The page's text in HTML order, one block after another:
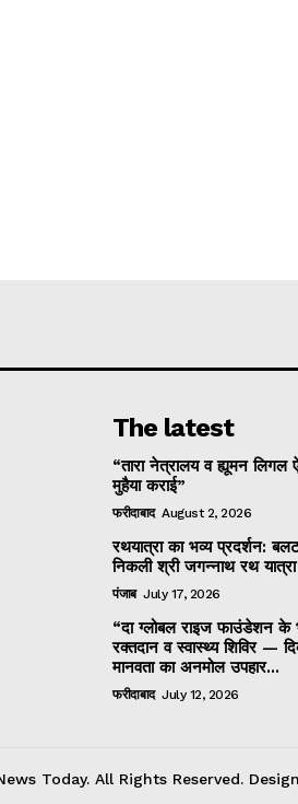
The latest
“तारा नेत्रालय व ह्यूमन
मुहैया कराई”
फरीदाबाद August 2, 2026
रथयात्रा का भव्य प्रदर्शन:
निकली श्री जगन्नाथ रथ यात्रा
पंजाब July 17, 2026
“दा ग्लोबल राइज फाउंडेशन के
रक्तदान व स्वास्थ्य शिविर —
मानवता का अनमोल उपहार...
फरीदाबाद July 12, 2026
Today. All Rights Reserved.